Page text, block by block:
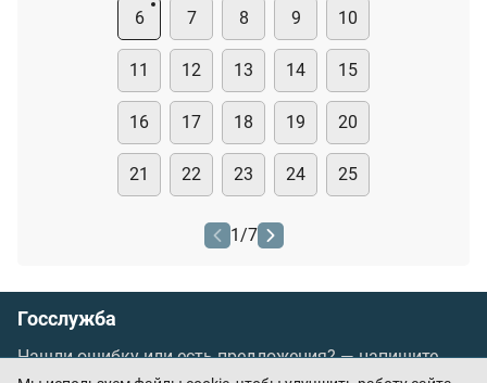
6 7 8 9 10
11 12 13 14 15
16 17 18 19 20
21 22 23 24 25
1/7
Госслужба
Нашли ошибку или есть предложения? —напишите
нам